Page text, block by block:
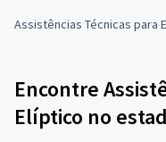
Assistências Técnicas para
Encontre
Elíptico no